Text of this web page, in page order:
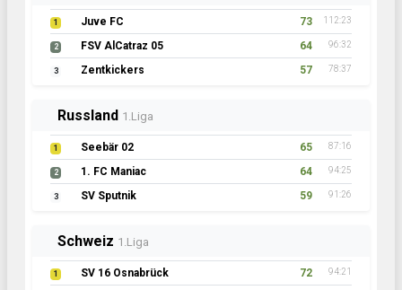
1 Juve FC 73 112:23
2 FSV AlCatraz 05 64 96:32
3 Zentkickers 57 78:37
Russland 1.Liga
1 Seebär 02 65 87:16
2 1. FC Maniac 64 94:25
3 SV Sputnik 59 91:26
Schweiz 1.Liga
1 SV 16 Osnabrück 72 94:21